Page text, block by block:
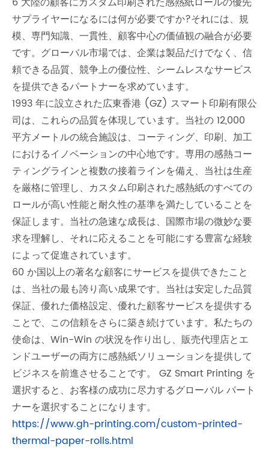
サプライヤーになるには何が必要ですか?それには、規
模、専門知識、一貫性、顧客中心の価値観の融合が必要
です。グローバル市場では、企業は製品だけでなく、信
頼できる品質、競争上の優位性、シームレスなサービス
を提供できるパートナーを求めています。
1993 年に設立された広東香港 (GZ) スマート印刷有限公
司は、これらの品質を体現しています。当社の 12,000
平方メートルの統合施設は、コーティング、印刷、加工
におけるイノベーションの中心地です。専用の感熱コー
ティングラインと複数の接着ラインを備え、当社は生産
を厳格に管理し、カスタム印刷された感熱紙のすべての
ロールが高い性能と耐久性の基準を満たしていることを
保証します。当社の急速な成長は、国際市場の微妙な要
求を理解し、それに応えることを可能にする豊富な経験
によって促進されています。
60 か国以上の著名な顧客にサービスを提供できたこと
は、当社の最も誇り高い成果です。当社は安定した品質
保証、優れた価格設定、優れた顧客サービスを提供する
ことで、この信頼をさらに築き続けています。私たちの
使命は、Win-Win の状況を作り出し、販売代理店とエ
ンドユーザーの両方に感熱紙ソリューションを提供して
ビジネスを前進させることです。 GZ Smart Printing を
選択すると、お客様の成功に尽力するグローバル パート
ナーを選択することになります。
https://www.gh-printing.com/custom-printed-
thermal-paper-rolls.html